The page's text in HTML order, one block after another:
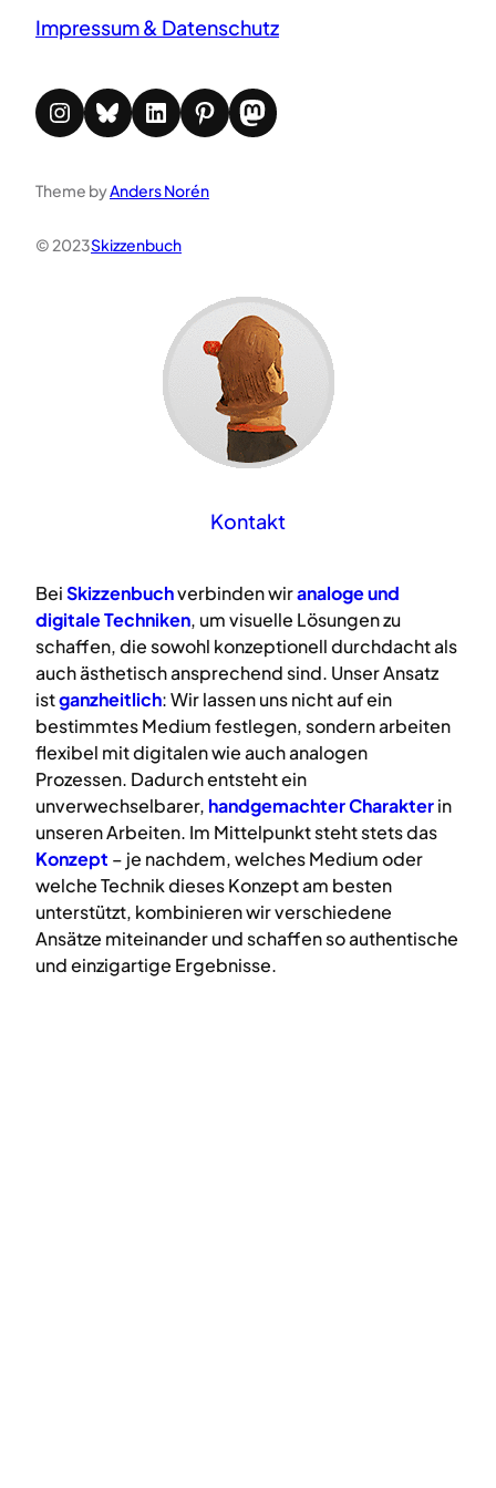
Impressum & Datenschutz
Instagram Bluesky LinkedIn Pinterest Mastodon
Theme byAnders Norén
© 2023Skizzenbuch
Kontakt
BeiSkizzenbuchverbinden wiranalogeund
digitaleTechniken, um visuelle Lösungen zu
schaffen, die sowohl konzeptionell durchdacht als
auch ästhetisch ansprechend sind. Unser Ansatz
istganzheitlich: Wir lassen uns nicht auf ein
bestimmtes Medium festlegen, sondern arbeiten
flexibel mit digitalen wie auch analogen
Prozessen. Dadurch entsteht ein
unverwechselbarer, handgemachter Charakterin
unseren Arbeiten. Im Mittelpunkt steht stets das
Konzept – je nachdem, welches Medium oder
welche Technik dieses Konzept am besten
unterstützt, kombinieren wir verschiedene
Ansätze miteinander und schaffen so authentische
und einzigartige Ergebnisse.